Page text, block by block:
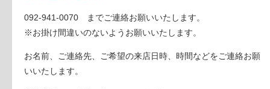
092-941-0070 までご連絡お願いいたします。
※お掛け間違いのないようお願いいたします。
お名前、ご連絡先、ご希望の来店日時、時間などをご連絡お願
いいたします。